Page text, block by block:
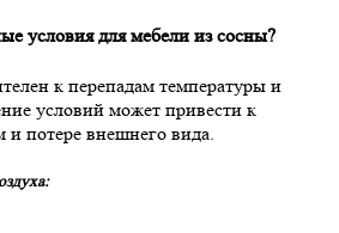
условия для мебели из сосны?
к перепадам температуры и
условий может привести к
потере внешнего вида.